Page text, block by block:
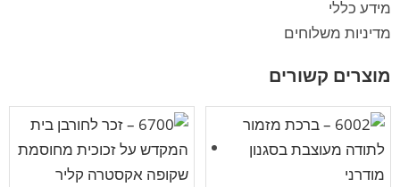
מידע כללי
מדיניות משלוחים
מוצרים קשורים